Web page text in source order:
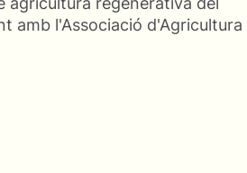
amb l'Associació d'Agricultura